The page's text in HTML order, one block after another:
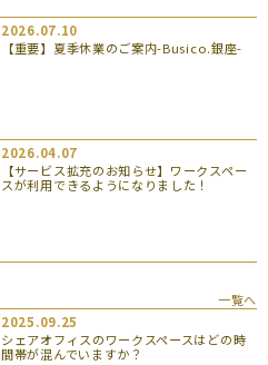
2026.07.10
【重要】夏季休業のご案内-Busico.銀座-
2026.04.07
【サービス拡充のお知らせ】ワークスペー
スが利用できるようになりました！
一覧へ
2025.09.25
シェアオフィスのワークスペースはどの時
間帯が混んでいますか？